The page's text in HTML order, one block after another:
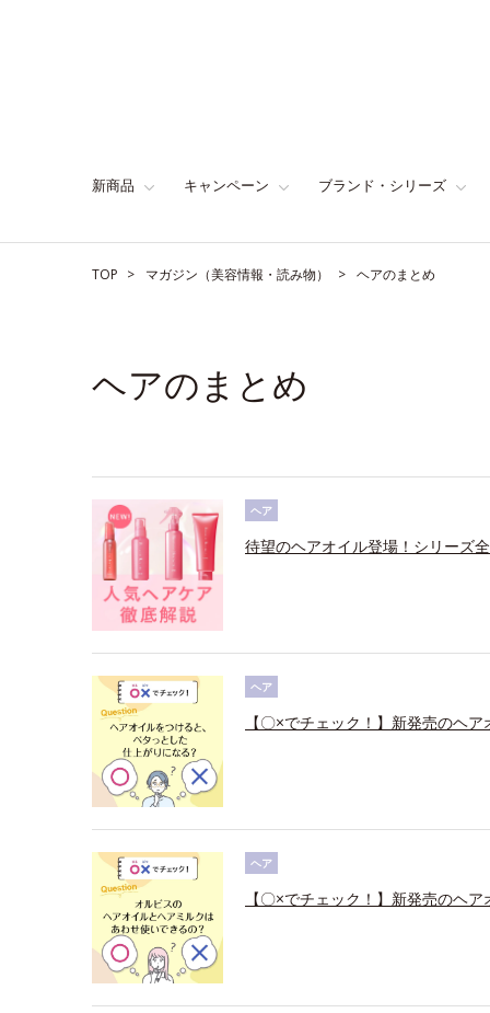
新商品 キャンペーン ブランド・シリーズ
TOP マガジン（美容情報・読み物） ヘアのまとめ
ヘアのまとめ
ヘア
待望のヘアオイル登場！シリーズ
ヘア
【〇×でチェック！】新発売のヘ
ヘア
【〇×でチェック！】新発売のヘ